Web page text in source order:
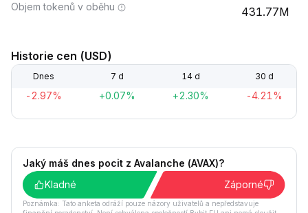
Objem tokenů v oběhu 431.77M
Historie cen (USD)
Dnes 7 d 14 d 30 d
-2.97% +0.07% +2.30% -4.21%
Jaký máš dnes pocit z Avalanche (AVAX)?
Kladné
Záporné
Poznámka: Tato anketa odráží pouze názory uživatelů a nepředstavuje